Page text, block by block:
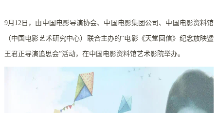
9月12日，由中国电影导演协会、中国电影集团公司、中国电影资料馆
（中国电影艺术研究中心）联合主办的“电影《天堂回信》纪念放映暨
王君正导演追思会”活动，在中国电影资料馆艺术影院举办。